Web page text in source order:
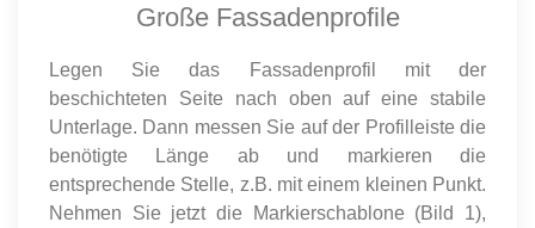
Große Fassadenprofile
Legen Sie das Fassadenprofil mit der
beschichteten Seite nach oben auf eine stabile
Unterlage. Dann messen Sie auf der Profilleiste die
benötigte Länge ab und markieren die
entsprechende Stelle, z.B. mit einem kleinen Punkt.
Nehmen Sie jetzt die Markierschablone (Bild 1),